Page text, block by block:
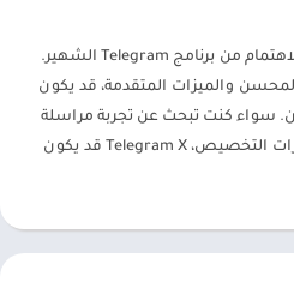
Telegram X هو إصدار بديل مثير للاهتمام من برنامج Telegram الشهير.
والميزات المتقدمة، قد يكون
سواء كنت تبحث عن تجربة مراسلة
أكثر سلاسة أو تريد المزيد من خيارات التخصيص، Telegram X قد يكون